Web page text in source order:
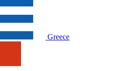
Greece